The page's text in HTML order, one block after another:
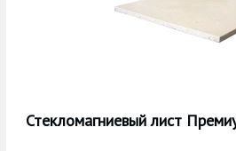
Стекломагниевый лист